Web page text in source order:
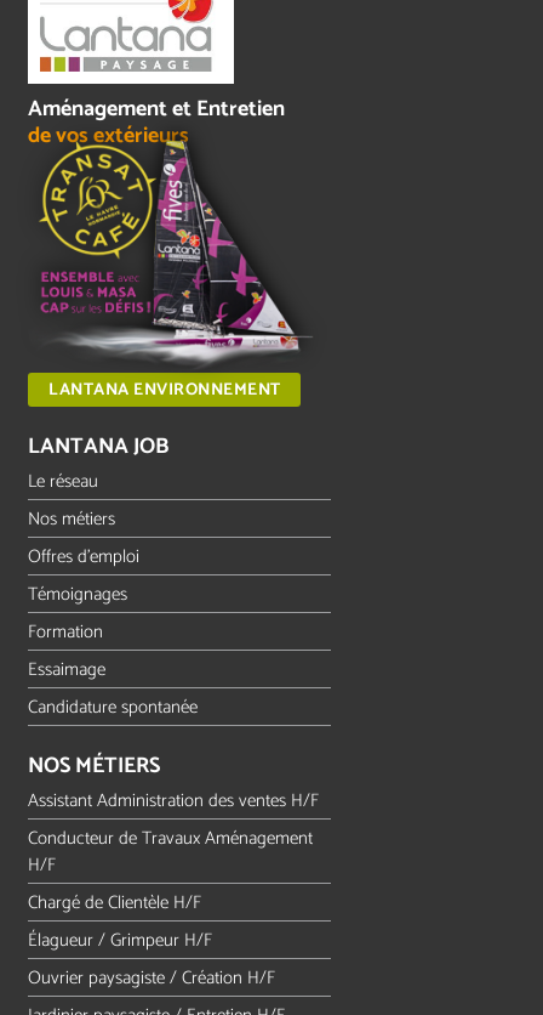
Aménagement et Entretien
de vos extérieurs
LANTANA ENVIRONNEMENT
LANTANA JOB
Le réseau
Nos métiers
Offres d'emploi
Témoignages
Formation
Essaimage
Candidature spontanée
NOS MÉTIERS
Assistant Administration des ventes H/F
Conducteur de Travaux Aménagement
H/F
Chargé de Clientèle H/F
Élagueur / Grimpeur H/F
Ouvrier paysagiste / Création H/F